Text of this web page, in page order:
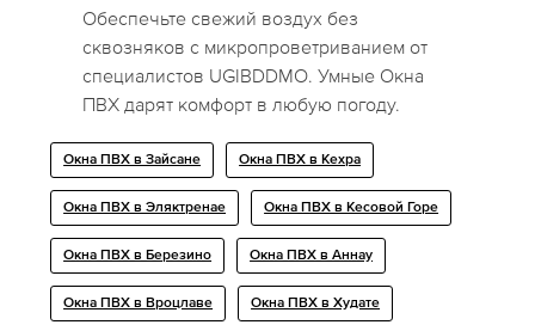
Обеспечьте свежий воздух без
сквозняков с микропроветриванием от
специалистов UGIBDDMO. Умные Окна
ПВХ дарят комфорт в любую погоду.
Окна ПВХ в Зайсане Окна ПВХ в Кехра
Окна ПВХ в Эляктренае Окна ПВХ в Кесовой Горе
Окна ПВХ в Березино Окна ПВХ в Аннау
Окна ПВХ в Вроцлаве Окна ПВХ в Худате